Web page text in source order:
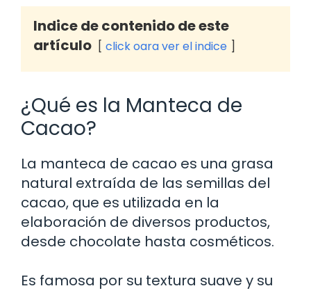
Indice de contenido de este
artículo
click oara ver el indice
¿Qué es la Manteca de
Cacao?
La manteca de cacao es una grasa
natural extraída de las semillas del
cacao, que es utilizada en la
elaboración de diversos productos,
desde chocolate hasta cosméticos.
Es famosa por su textura suave y su